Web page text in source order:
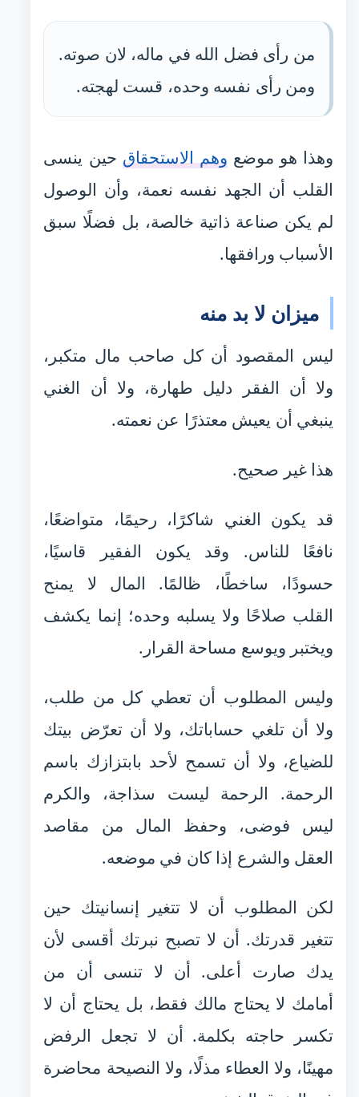
من رأى فضل الله في ماله، لان صوته.
ومن رأى نفسه وحده، قست لهجته.
وهذا هو موضعوهم الاستحقاق حين ينسى
القلب أن الجهد نفسه نعمة، وأن الوصول
لم يكن صناعة ذاتية خالصة، بل فضلًا سبق
الأسباب ورافقها.
ميزان لا بد منه
ليس المقصود أن كل صاحب مال متكبر،
ولا أن الفقر دليل طهارة، ولا أن الغني
ينبغي أن يعيش معتذرًا عن نعمته.
هذا غير صحيح.
قد يكون الغني شاكرًا، رحيمًا، متواضعًا،
نافعًا للناس. وقد يكون الفقير قاسيًا،
حسودًا، ساخطًا، ظالمًا. المال لا يمنح
القلب صلاحًا ولا يسلبه وحده؛ إنما يكشف
ويختبر ويوسع مساحة القرار.
وليس المطلوب أن تعطي كل من طلب،
ولا أن تلغي حساباتك، ولا أن تعرّض بيتك
للضياع، ولا أن تسمح لأحد بابتزازك باسم
الرحمة. الرحمة ليست سذاجة، والكرم
ليس فوضى، وحفظ المال من مقاصد
العقل والشرع إذا كان في موضعه.
لكن المطلوب أن لا تتغير إنسانيتك حين
تتغير قدرتك. أن لا تصبح نبرتك أقسى لأن
يدك صارت أعلى. أن لا تنسى أن من
أمامك لا يحتاج مالك فقط، بل يحتاج أن لا
تكسر حاجته بكلمة. أن لا تجعل الرفض
مهينًا، ولا العطاء مذلًا، ولا النصيحة محاضرة